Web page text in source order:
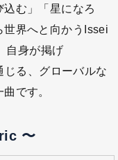
む」「星になろ
世界へと向かうIssei
自身が掲げ
じる、グローバルな
です。
〜